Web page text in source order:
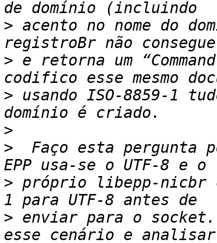
> acento no nome do
> e retorna um
> usando ISO-8859-1
>
>
Faço esta pergunta
> próprio libepp-nicbr
> enviar para o socket.